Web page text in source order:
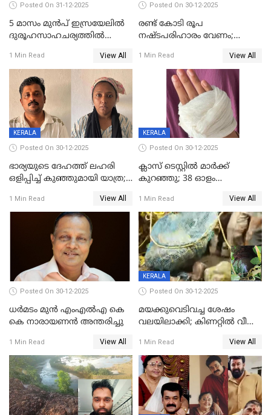
Posted On 31-12-2025
5 മാസം മുൻപ് ഇസ്രയേലിൽ
ദുരൂഹസാഹചര്യത്തിൽ
മലയാളി യുവാവിന്റെ ഭാര്യയും
മരിച്ചു
1 Min Read View All
Posted On 30-12-2025
രണ്ട് കോടി രൂപ
നഷ്ടപരിഹാരം വേണം;
നോട്ടീസയച്ച് ഉമാ തോമസ്
1 Min Read View All
KERALA
Posted On 30-12-2025
ഭാര്യയുടെ ദേഹത്ത് ലഹരി
ഒളിപ്പിച്ച് കുഞ്ഞുമായി യാത്ര;
പിടികൂടി പൊലീസ്
1 Min Read View All
KERALA
Posted On 30-12-2025
ക്ലാസ് ടെസ്റ്റിൽ മാർക്ക്
കുറഞ്ഞു; 38 ഓളം
സെന്ററിലെ അധ്യാപകന്‍
മർദിച്ചതായി പരാതി
1 Min Read View All
Posted On 30-12-2025
ധർമടം മുൻ എംഎല്‍എ കെ
കെ നാരായണന്‍ അന്തരിച്ചു
1 Min Read View All
KERALA
Posted On 30-12-2025
മയക്കുവെടിവച്ച ശേഷം
വലയിലാക്കി; കിണറ്റിൽ വീണ
1 Min Read View All